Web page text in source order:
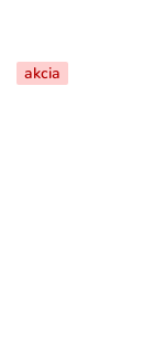
akcia